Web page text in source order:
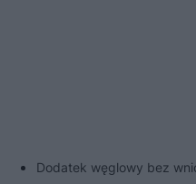
Dodatek węglowy bez